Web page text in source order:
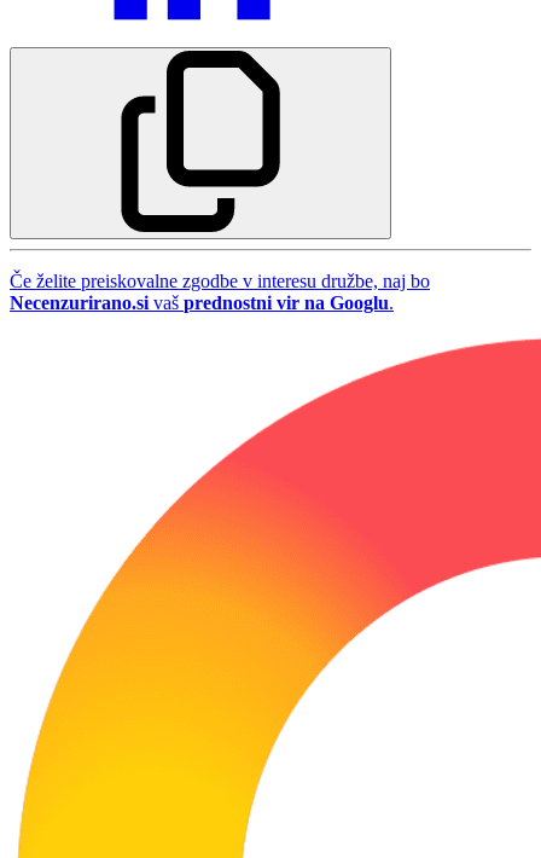
Če želite preiskovalne zgodbe v interesu družbe, naj bo
Necenzurirano.si vaš prednostni vir na Googlu.